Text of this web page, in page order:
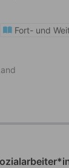
Vollzeit /
Fort- und